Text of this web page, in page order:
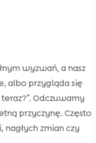
wyzwań, a nasz
albo przygląda się
Odczuwamy
przyczynę. Często
zmian czy